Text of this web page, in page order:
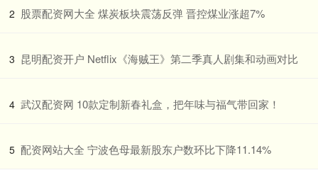
2 ​股票配资网大全 煤炭板块震荡反弹 晋控煤业涨超7%
3 ​昆明配资开户 Netflix《海贼王》第二季真人剧集和动画对比
4 ​武汉配资网 10款定制新春礼盒，把年味与福气带回家！
5 ​配资网站大全 宁波色母最新股东户数环比下降11.14%